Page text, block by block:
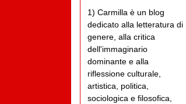
1) Carmilla è un blog
dedicato alla letteratura di
genere, alla critica
dell'immaginario
dominante e alla
riflessione culturale,
artistica, politica,
sociologica e filosofica,